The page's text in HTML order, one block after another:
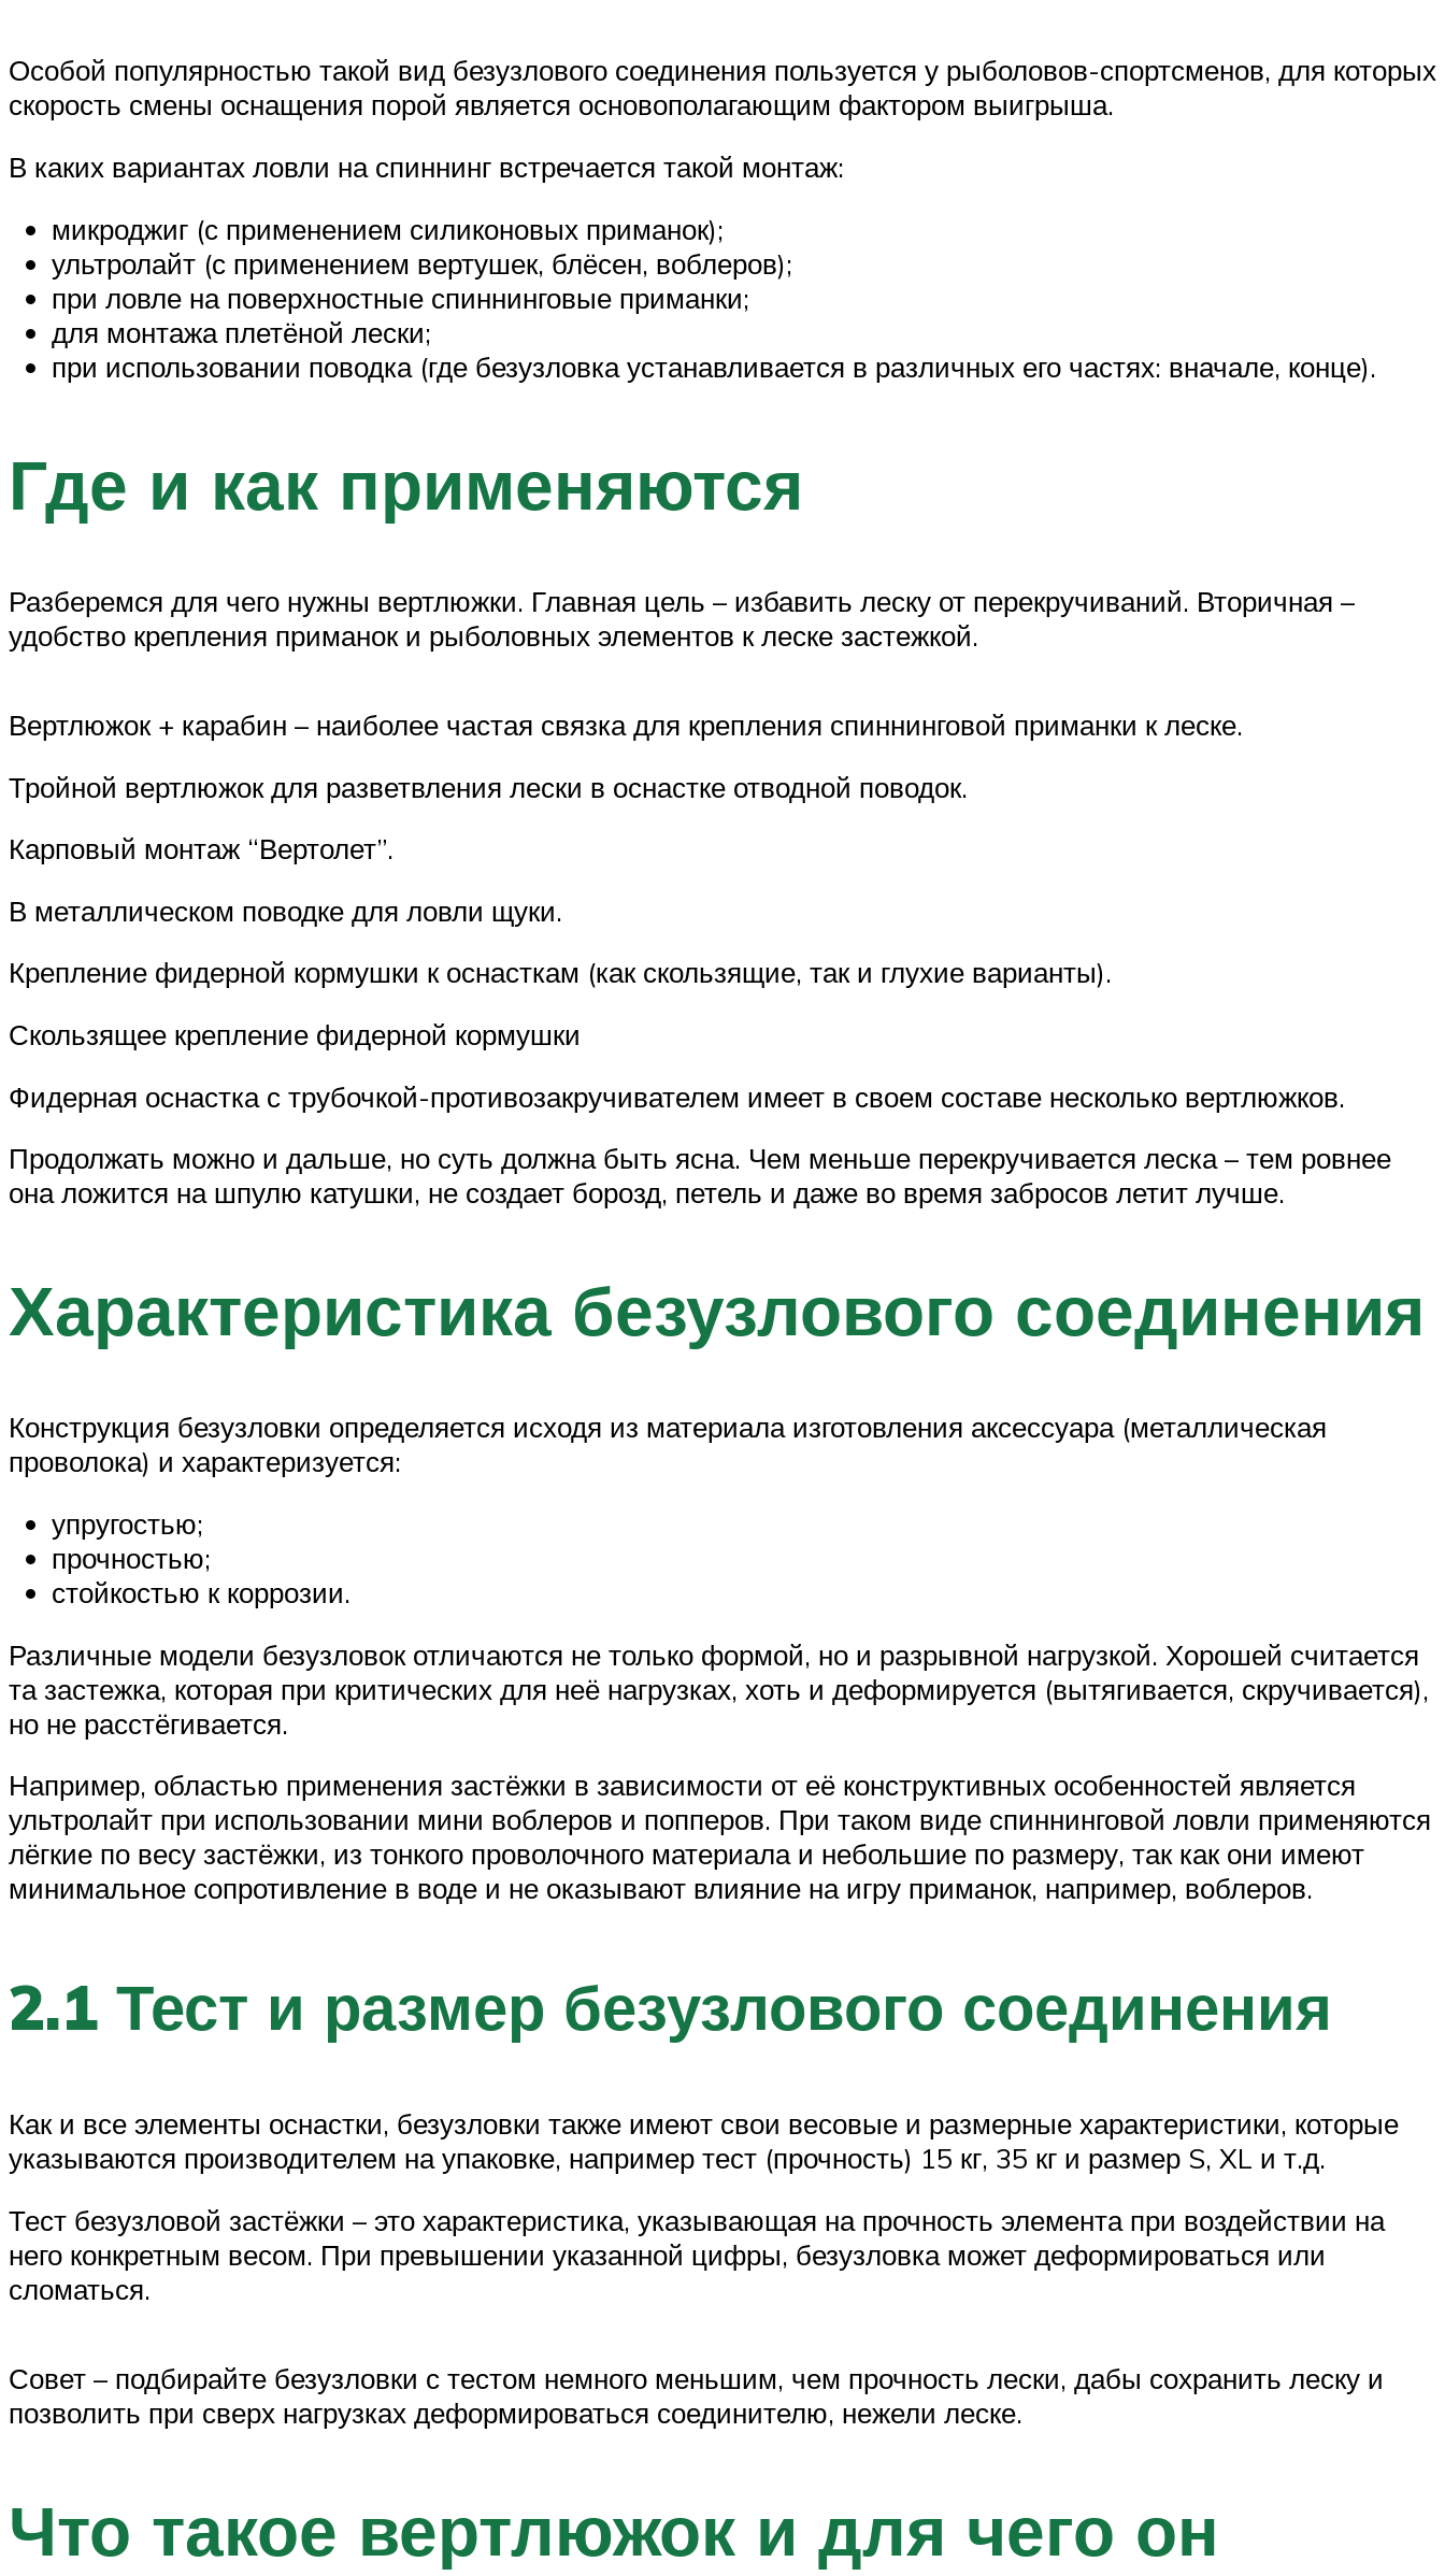
Особой популярностью такой вид безузлового соединения пользуется у рыболовов-спортсменов, для которых
скорость смены оснащения порой является основополагающим фактором выигрыша.
В каких вариантах ловли на спиннинг встречается такой монтаж:
микроджиг (с применением силиконовых приманок);
ультролайт (с применением вертушек, блёсен, воблеров);
при ловле на поверхностные спиннинговые приманки;
для монтажа плетёной лески;
при использовании поводка (где безузловка устанавливается в различных его частях: вначале, конце).
Где и как применяются
Разберемся для чего нужны вертлюжки. Главная цель – избавить леску от перекручиваний. Вторичная –
удобство крепления приманок и рыболовных элементов к леске застежкой.
Вертлюжок + карабин – наиболее частая связка для крепления спиннинговой приманки к леске.
Тройной вертлюжок для разветвления лески в оснастке отводной поводок.
Карповый монтаж “Вертолет”.
В металлическом поводке для ловли щуки.
Крепление фидерной кормушки к оснасткам (как скользящие, так и глухие варианты).
Скользящее крепление фидерной кормушки
Фидерная оснастка с трубочкой-противозакручивателем имеет в своем составе несколько вертлюжков.
Продолжать можно и дальше, но суть должна быть ясна. Чем меньше перекручивается леска – тем ровнее
она ложится на шпулю катушки, не создает борозд, петель и даже во время забросов летит лучше.
Характеристика безузлового соединения
Конструкция безузловки определяется исходя из материала изготовления аксессуара (металлическая
проволока) и характеризуется:
упругостью;
прочностью;
стойкостью к коррозии.
Различные модели безузловок отличаются не только формой, но и разрывной нагрузкой. Хорошей считается
та застежка, которая при критических для неё нагрузках, хоть и деформируется (вытягивается, скручивается),
но не расстёгивается.
Например, областью применения застёжки в зависимости от её конструктивных особенностей является
ультролайт при использовании мини воблеров и попперов. При таком виде спиннинговой ловли применяются
лёгкие по весу застёжки, из тонкого проволочного материала и небольшие по размеру, так как они имеют
минимальное сопротивление в воде и не оказывают влияние на игру приманок, например, воблеров.
2.1 Тест и размер безузлового соединения
Как и все элементы оснастки, безузловки также имеют свои весовые и размерные характеристики, которые
указываются производителем на упаковке, например тест (прочность) 15 кг, 35 кг и размер S, XL и т.д.
Тест безузловой застёжки – это характеристика, указывающая на прочность элемента при воздействии на
него конкретным весом. При превышении указанной цифры, безузловка может деформироваться или
сломаться.
Совет – подбирайте безузловки с тестом немного меньшим, чем прочность лески, дабы сохранить леску и
позволить при сверх нагрузках деформироваться соединителю, нежели леске.
Что такое вертлюжок и для чего он